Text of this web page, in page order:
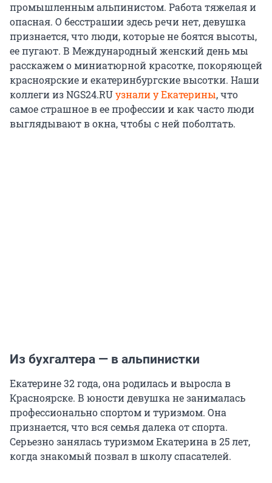
промышленным альпинистом. Работа тяжелая и
опасная. О бесстрашии здесь речи нет, девушка
признается, что люди, которые не боятся высоты,
ее пугают. В Международный женский день мы
расскажем о миниатюрной красотке, покоряющей
красноярские и екатеринбургские высотки. Наши
коллеги из NGS24.RUузнали у Екатерины, что
самое страшное в ее профессии и как часто люди
выглядывают в окна, чтобы с ней поболтать.
Из бухгалтера — в альпинистки
Екатерине 32 года, она родилась и выросла в
Красноярске. В юности девушка не занималась
профессионально спортом и туризмом. Она
признается, что вся семья далека от спорта.
Серьезно занялась туризмом Екатерина в 25 лет,
когда знакомый позвал в школу спасателей.